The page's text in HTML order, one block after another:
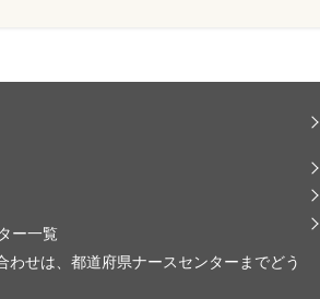
ー一覧
わせは、都道府県ナースセンターまでどう